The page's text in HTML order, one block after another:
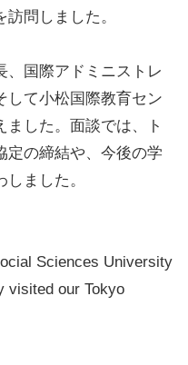
問しました。
、国際アドミニストレ
して小松国際教育セン
ました。面談では、ト
定の締結や、今後の学
ました。
Sciences University
visited our Tokyo